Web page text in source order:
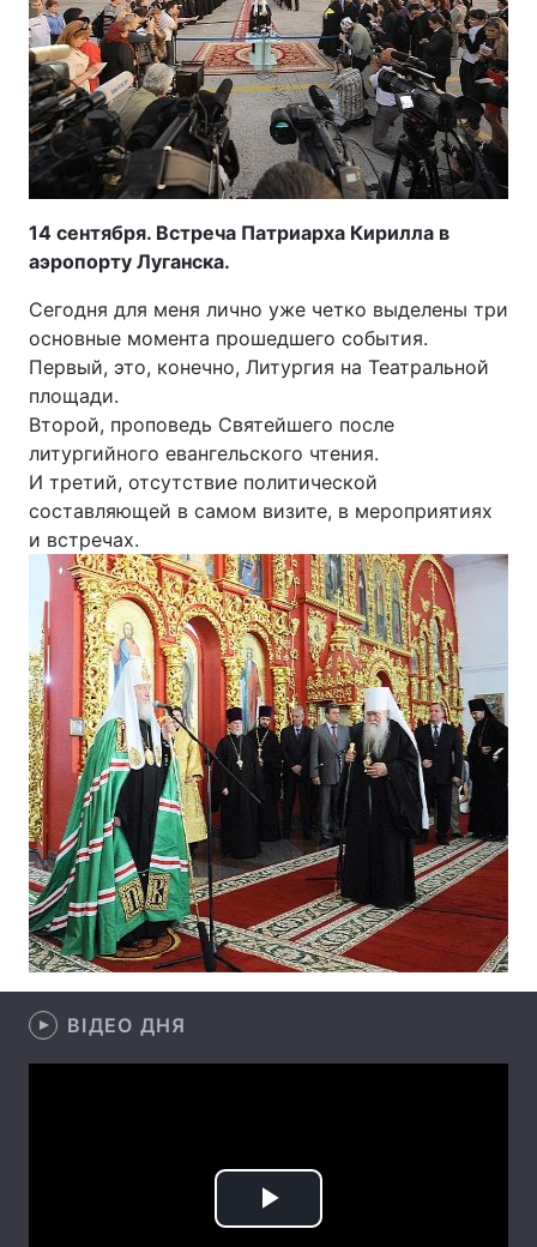
Україна Політика
Економіка Світ
Спорт Наука
Техно і зв'язок Лайт
Зброя Інциденти
Цікавинки Погода
Екологія
Лонгріди
Відео з Youtube Статті
Інтерв'ю Думки
Архів Вакансії
Контакти
Послуги
14 сентября. Встреча Патриарха Кирилла в
аэропорту Луганска.
Сегодня для меня лично уже четко выделены три
основные момента прошедшего события.
Первый, это, конечно, Литургия на Театральной
площади.
Второй, проповедь Святейшего после
литургийного евангельского чтения.
И третий, отсутствие политической
составляющей в самом визите, в мероприятиях
и встречах.
ВІДЕО ДНЯ
Play